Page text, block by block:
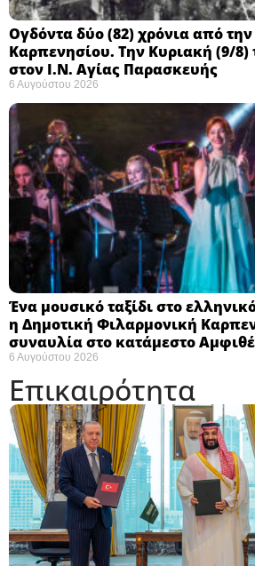
Ογδόντα δύο (82) χρόνια από
Καρπενησίου. Την Κυριακή (9/8)
στον Ι.Ν. Αγίας Παρασκευής
6 Αυγούστου 2026
Ένα μουσικό ταξίδι στο
η Δημοτική Φιλαρμονική
συναυλία στο κατάμεστο
6 Αυγούστου 2026
Επικαιρότητα